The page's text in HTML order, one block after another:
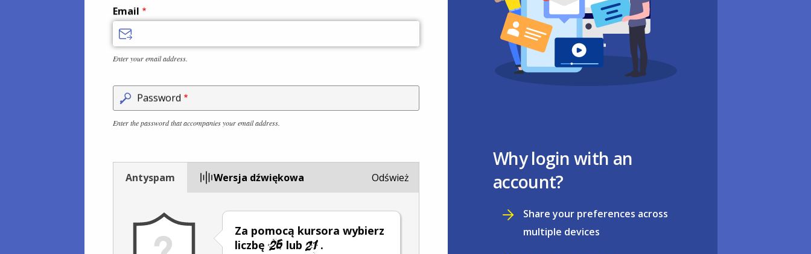
Email
Enter your email address.
Password
Enter the password that accompanies your email address.
Antyspam Wersja dźwiękowa
Za pomocą kursora wybierz
liczbę
lub .
Odśwież
Why login with an
account?
Share your preferences across
multiple devices